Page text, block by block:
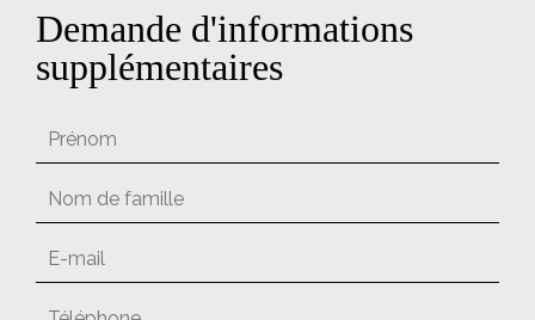
Demande d'informations
supplémentaires